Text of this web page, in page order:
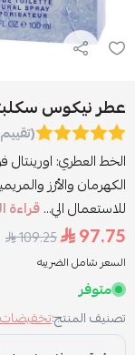
عطر نيكوس سكلبتشر
الخط العطري:
الكهرمان والأرْز
للاستعمال الي...قراءة
97.75
109.25
السعر شامل الضريبه
متوفر
تصنيف المنتج:تخفيضات